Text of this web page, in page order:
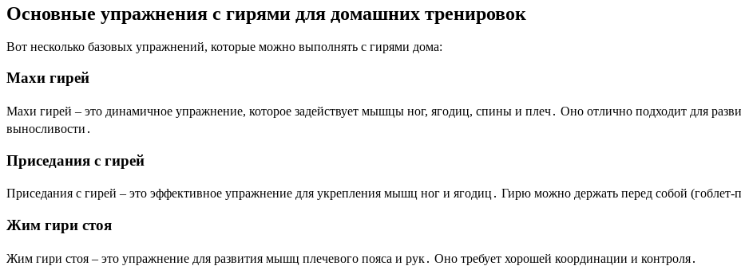
Основные упражнения с гирями для домашних тренировок
Вот несколько базовых упражнений, которые можно выполнять с гирями дома:
Махи гирей
Махи гирей – это динамичное упражнение, которое задействует мышцы ног, ягодиц, спины и плеч․ Оно отлично подходит для
выносливости․
Приседания с гирей
Приседания с гирей – это эффективное упражнение для укрепления мышц ног и ягодиц․ Гирю можно держать перед собой (гоблет-
Жим гири стоя
Жим гири стоя – это упражнение для развития мышц плечевого пояса и рук․ Оно требует хорошей координации и контроля․